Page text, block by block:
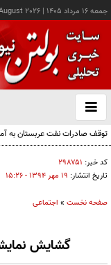
جمعه ۱۶ مرداد ۱۴۰۵ |
2026
باز
و
توقف صادرات نفت عربستان به
کد خبر: ۲۹۸۷۵۱
تاریخ انتشار: ۱۹ مهر ۱۳۹۴ - ۱۵:۲۶
صفحه نخست » اجتماعی
گشایش